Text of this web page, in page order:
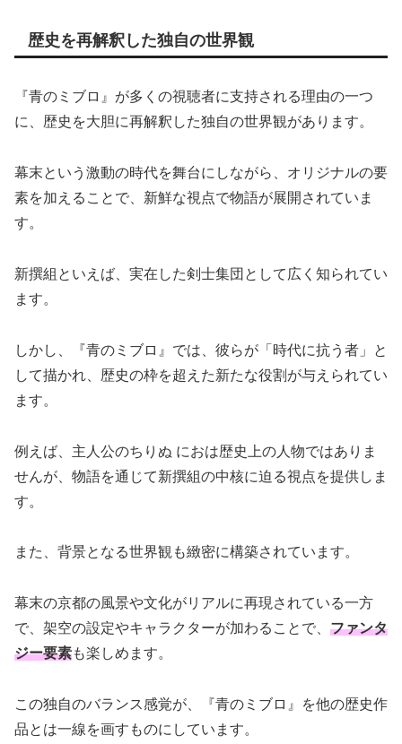
歴史を再解釈した独自の世界観
『青のミブロ』が多くの視聴者に支持される理由の一つ
に、歴史を大胆に再解釈した独自の世界観があります。
幕末という激動の時代を舞台にしながら、オリジナルの要
素を加えることで、新鮮な視点で物語が展開されていま
す。
新撰組といえば、実在した剣士集団として広く知られてい
ます。
しかし、『青のミブロ』では、彼らが「時代に抗う者」と
して描かれ、歴史の枠を超えた新たな役割が与えられてい
ます。
例えば、主人公のちりぬ におは歴史上の人物ではありま
せんが、物語を通じて新撰組の中核に迫る視点を提供しま
す。
また、背景となる世界観も緻密に構築されています。
幕末の京都の風景や文化がリアルに再現されている一方
で、架空の設定やキャラクターが加わることで、 ファンタ
ジー要素も楽しめます。
この独自のバランス感覚が、『青のミブロ』を他の歴史作
品とは一線を画すものにしています。